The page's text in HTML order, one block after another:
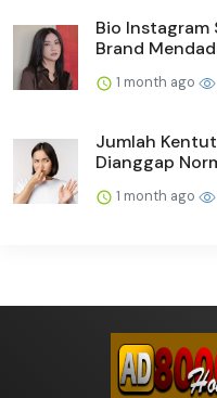
Bio Instagram
Brand
1 month ago
Jumlah
Dianggap
1 month ago